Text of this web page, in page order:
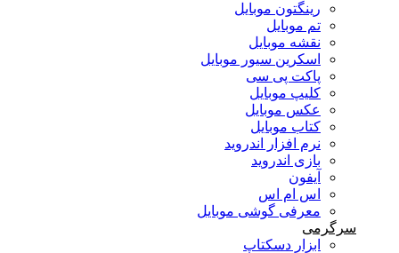
رینگتون موبایل
تم موبایل
نقشه موبایل
اسکرین سیور موبایل
پاکت پی سی
کلیپ موبایل
عکس موبایل
کتاب موبایل
نرم افزار اندروید
بازی اندروید
آیفون
اس ام اس
معرفی گوشی موبایل
سرگرمی
ابزار دسکتاپ